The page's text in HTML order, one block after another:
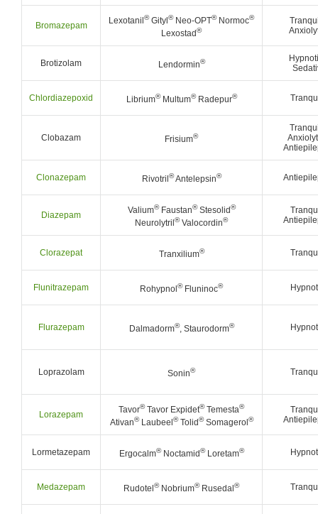
Bromazepam Lexotanil®Gityl®Neo-OPT®Normoc®
Lexostad®
Brotizolam Lendormin®
Chlordiazepoxid Librium®Multum®Radepur®
Clobazam Frisium®
Clonazepam Rivotril®Antelepsin®
Diazepam Valium®Faustan®Stesolid®
Neurolytril®Valocordin®
Clorazepat Tranxilium®
Flunitrazepam Rohypnol®Fluninoc®
Flurazepam Dalmadorm®, Staurodorm®
Loprazolam Sonin®
Lorazepam Tavor®Tavor Expidet®Temesta®
Ativan®Laubeel®Tolid®Somagerol®
Lormetazepam Ergocalm®Noctamid®Loretam®
Medazepam Rudotel®Nobrium®Rusedal®